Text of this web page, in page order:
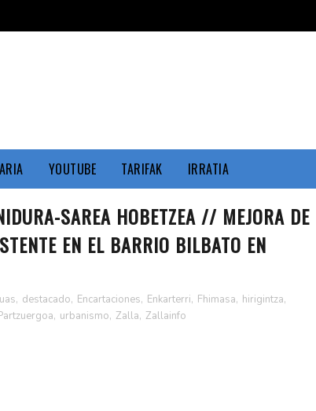
YOUTUBE TARIFAK IRRATIA
SAREA HOBETZEA // MEJORA DE
EN EL BARRIO BILBATO EN
, destacado, Encartaciones, Enkarterri, Fhimasa, hirigintza,
, urbanismo, Zalla, Zallainfo